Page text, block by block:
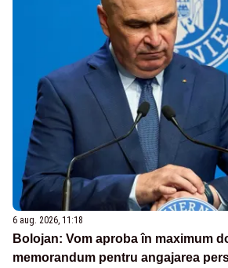
6 aug. 2026, 11:18
Bolojan: Vom aproba în maximum
memorandum pentru angajarea